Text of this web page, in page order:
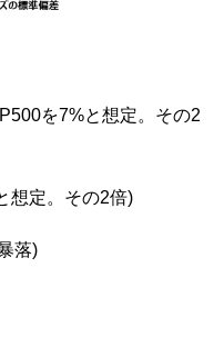
を7%と想定。その2
想定。その2倍)
落)